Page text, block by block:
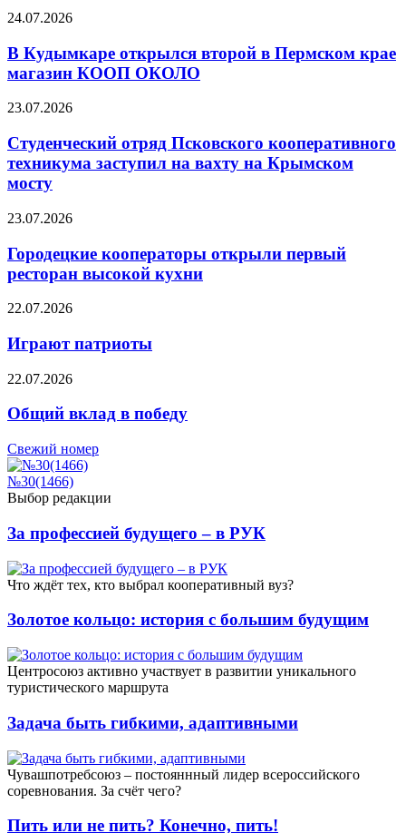
24.07.2026
В Кудымкаре открылся второй в Пермском крае
магазин КООП ОКОЛО
23.07.2026
Студенческий отряд Псковского кооперативного
техникума заступил на вахту на Крымском
мосту
23.07.2026
Городецкие кооператоры открыли первый
ресторан высокой кухни
22.07.2026
Играют патриоты
22.07.2026
Общий вклад в победу
Свежий номер
№30(1466)
Выбор редакции
За профессией будущего – в РУК
Что ждёт тех, кто выбрал кооперативный вуз?
Золотое кольцо: история с большим будущим
Центросоюз активно участвует в развитии уникального
туристического маршрута
Задача быть гибкими, адаптивными
Чувашпотребсоюз – постояннный лидер всероссийского
соревнования. За счёт чего?
Пить или не пить? Конечно, пить!